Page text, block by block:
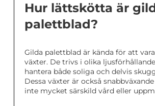
Hur lättskötta är
palettblad?
Gilda palettblad är kända för att
växter. De trivs i olika
hantera både soliga och delvis
Dessa växter är också
inte mycket särskild vård eller